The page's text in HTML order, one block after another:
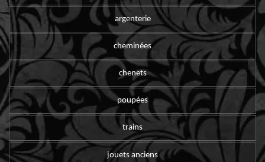
argenterie
cheminées
chenets
poupées
trains
jouets anciens